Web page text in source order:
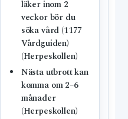
läker inom 2
veckor bör du
söka vård (1177
Vårdguiden)
(Herpeskollen)
Nästa utbrott kan
komma om 2–6
månader
(Herpeskollen)